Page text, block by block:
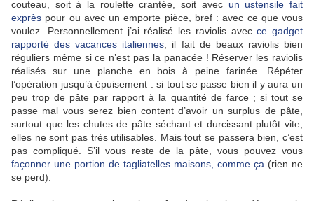
couteau, soit à la roulette crantée, soit avec un ustensile fait
exprès pour ou avec un emporte pièce, bref : avec ce que vous
voulez. Personnellement j’ai réalisé les raviolis avecce gadget
rapporté des vacances italiennes , il fait de beaux raviolis bien
réguliers même si ce n’est pas la panacée ! Réserver les raviolis
réalisés sur une planche en bois à peine farinée. Répéter
l’opération jusqu’à épuisement : si tout se passe bien il y aura un
peu trop de pâte par rapport à la quantité de farce ; si tout se
passe mal vous serez bien content d’avoir un surplus de pâte,
surtout que les chutes de pâte séchant et durcissant plutôt vite,
elles ne sont pas très utilisables. Mais tout se passera bien, c’est
pas compliqué. S’il vous reste de la pâte, vous pouvez vous
façonner une portion de tagliatelles maisons, comme ça (rien ne
se perd).